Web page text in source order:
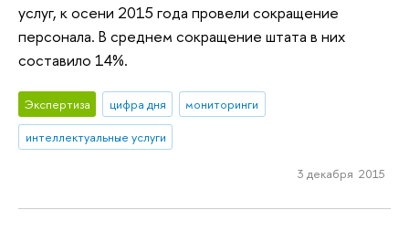
услуг, к осени 2015 года провели сокращение
персонала. В среднем сокращение штата в них
составило 14%.
Экспертиза цифра дня
мониторинги
интеллектуальные услуги
3 декабря 2015